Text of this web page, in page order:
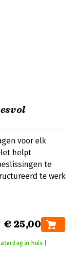
voor elk
helpt
te
te werk
€ 25,00
in huis |